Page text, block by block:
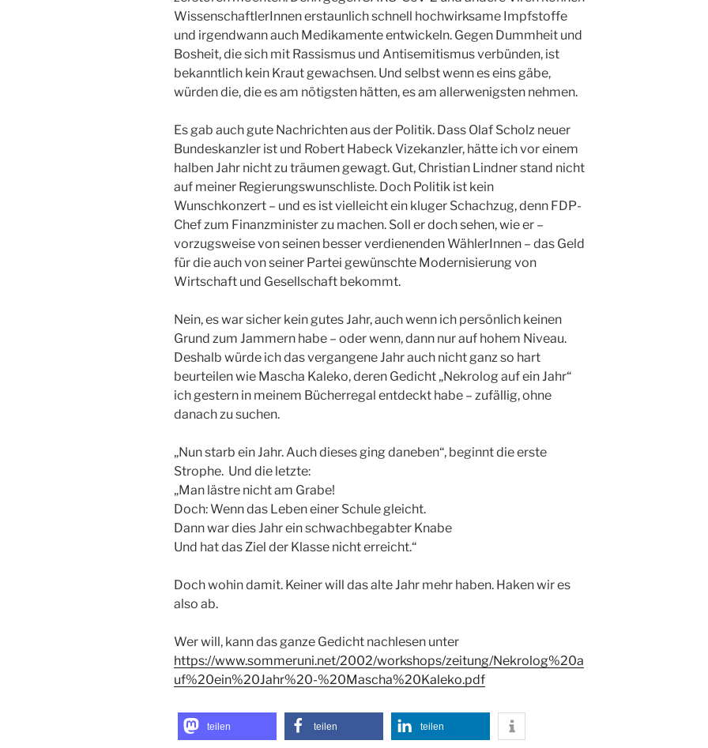
WissenschaftlerInnen erstaunlich schnell hochwirksame Impfstoffe
und irgendwann auch Medikamente entwickeln. Gegen Dummheit und
Bosheit, die sich mit Rassismus und Antisemitismus verbünden, ist
bekanntlich kein Kraut gewachsen. Und selbst wenn es eins gäbe,
würden die, die es am nötigsten hätten, es am allerwenigsten nehmen.
Es gab auch gute Nachrichten aus der Politik. Dass Olaf Scholz neuer
Bundeskanzler ist und Robert Habeck Vizekanzler, hätte ich vor einem
halben Jahr nicht zu träumen gewagt. Gut, Christian Lindner stand nicht
auf meiner Regierungswunschliste. Doch Politik ist kein
Wunschkonzert – und es ist vielleicht ein kluger Schachzug, denn FDP-
Chef zum Finanzminister zu machen. Soll er doch sehen, wie er –
vorzugsweise von seinen besser verdienenden WählerInnen – das Geld
für die auch von seiner Partei gewünschte Modernisierung von
Wirtschaft und Gesellschaft bekommt.
Nein, es war sicher kein gutes Jahr, auch wenn ich persönlich keinen
Grund zum Jammern habe – oder wenn, dann nur auf hohem Niveau.
Deshalb würde ich das vergangene Jahr auch nicht ganz so hart
beurteilen wie Mascha Kaleko, deren Gedicht „Nekrolog auf ein Jahr“
ich gestern in meinem Bücherregal entdeckt habe – zufällig, ohne
danach zu suchen.
„Nun starb ein Jahr. Auch dieses ging daneben“, beginnt die erste
Strophe. Und die letzte:
„Man lästre nicht am Grabe!
Doch: Wenn das Leben einer Schule gleicht.
Dann war dies Jahr ein schwachbegabter Knabe
Und hat das Ziel der Klasse nicht erreicht.“
Doch wohin damit. Keiner will das alte Jahr mehr haben. Haken wir es
also ab.
Wer will, kann das ganze Gedicht nachlesen unter
https://www.sommeruni.net/2002/workshops/zeitung/Nekrolog%20a
uf%20ein%20Jahr%20-%20Mascha%20Kaleko.pdf
teilen teilen teilen